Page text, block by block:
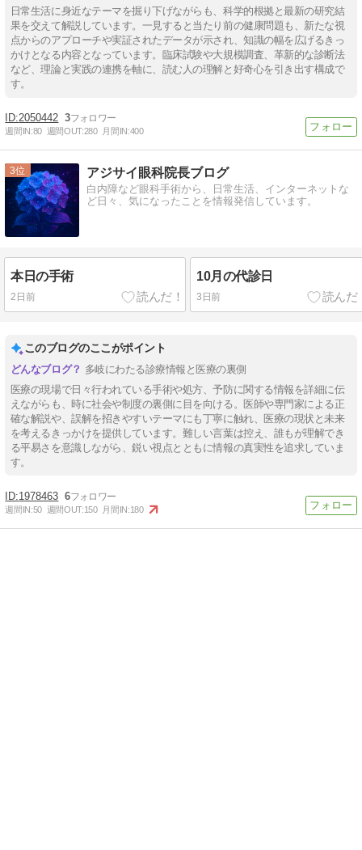
日常生活に身近なテーマを掘り下げながらも、科学的根拠と最新の研究結
果を交えて解説しています。一見すると当たり前の健康問題も、新たな視
点からのアプローチや実証されたデータが示され、知識の幅を広げるきっ
かけとなる内容となっています。臨床試験や大規模調査、革新的な診断法
など、理論と実践の連携を軸に、読む人の理解と好奇心を引き出す構成で
す。
2050442 3
週間IN:80 週間OUT:280 月間IN:400
3 アジサイ眼科院長ブログ
白内障など眼科手術から、日常生活、インターネットな
ど日々、気になったことを情報発信しています。
本日の手術
2日前
10月の代診日
3日前
このブログのここがポイント
多岐にわたる診療情報と医療の裏側
医療の現場で日々行われている手術や処方、予防に関する情報を詳細に伝
えながらも、時に社会や制度の裏側に目を向ける。医師や専門家による正
確な解説や、誤解を招きやすいテーマにも丁寧に触れ、医療の現状と未来
を考えるきっかけを提供しています。難しい言葉は控え、誰もが理解でき
る平易さを意識しながら、鋭い視点とともに情報の真実性を追求していま
す。
1978463 6
週間IN:50 週間OUT:150 月間IN:180